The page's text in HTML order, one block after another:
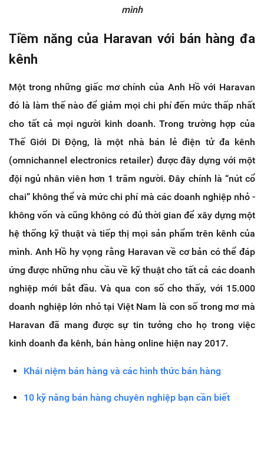
mình
Tiềm năng của Haravan với bán hàng đa
kênh
Một trong những giấc mơ chính của Anh Hồ với Haravan
đó là làm thế nào để giảm mọi chi phí đến mức thấp nhất
cho tất cả mọi người kinh doanh. Trong trường hợp của
Thế Giới Di Động, là một nhà bán lẻ điện tử đa kênh
(omnichannel electronics retailer) được đây dựng với một
đội ngủ nhân viên hơn 1 trăm người. Đây chính là “nút cổ
chai” không thể và mức chi phí mà các doanh nghiệp nhỏ -
không vốn và cũng không có đủ thời gian để xây dựng một
hệ thống kỹ thuật và tiếp thị mọi sản phẩm trên kênh của
mình. Anh Hồ hy vọng rằng Haravan về cơ bản có thể đáp
ứng được những nhu cầu về kỹ thuật cho tất cả các doanh
nghiệp mới bắt đầu. Và qua con số cho thấy, với 15.000
doanh nghiệp lớn nhỏ tại Việt Nam là con số trong mơ mà
Haravan đã mang được sự tin tưởng cho họ trong việc
kinh doanh đa kênh, bán hàng online hiện nay 2017.
Khái niệm bán hàng và các hình thức bán hàng
10 kỹ năng bán hàng chuyên nghiệp bạn cần biết